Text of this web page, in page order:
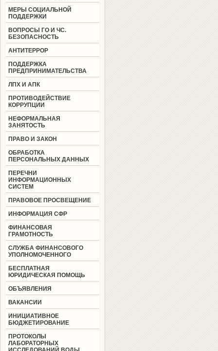
МЕРЫ СОЦИАЛЬНОЙ
ПОДДЕРЖКИ
ВОПРОСЫ ГО И ЧС.
БЕЗОПАСНОСТЬ
АНТИТЕРРОР
ПОДДЕРЖКА
ПРЕДПРИНИМАТЕЛЬСТВА
ЛПХ И АПК
ПРОТИВОДЕЙСТВИЕ
КОРРУПЦИИ
НЕФОРМАЛЬНАЯ
ЗАНЯТОСТЬ
ПРАВО И ЗАКОН
ОБРАБОТКА
ПЕРСОНАЛЬНЫХ ДАННЫХ
ПЕРЕЧНИ
ИНФОРМАЦИОННЫХ
СИСТЕМ
ПРАВОВОЕ ПРОСВЕЩЕНИЕ
ИНФОРМАЦИЯ СФР
ФИНАНСОВАЯ
ГРАМОТНОСТЬ
СЛУЖБА ФИНАНСОВОГО
УПОЛНОМОЧЕННОГО
БЕСПЛАТНАЯ
ЮРИДИЧЕСКАЯ ПОМОЩЬ
ОБЪЯВЛЕНИЯ
ВАКАНСИИ
ИНИЦИАТИВНОЕ
БЮДЖЕТИРОВАНИЕ
ПРОТОКОЛЫ
ЛАБОРАТОРНЫХ